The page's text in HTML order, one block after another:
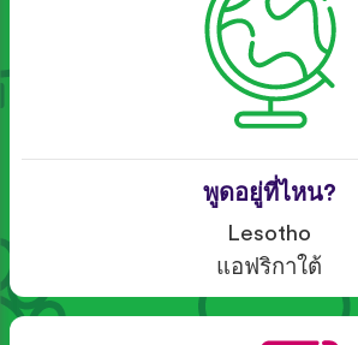
พูดอยู่ที่ไหน?
Lesotho
แอฟริกาใต้